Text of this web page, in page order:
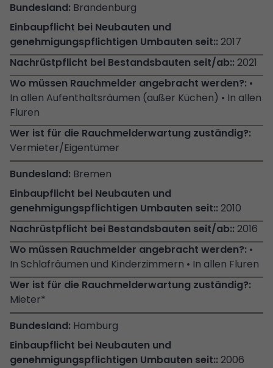
Brandenburg
2017
2021
•
In allen Aufenthaltsräumen (außer Küchen) • In allen
Fluren
Vermieter/Eigentümer
Bremen
2010
2016
•
In Schlafräumen und Kinderzimmern • In allen Fluren
Mieter*
Hamburg
2006